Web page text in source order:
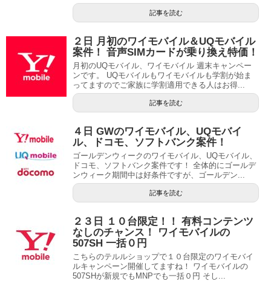
記事を読む
２日 月初のワイモバイル＆UQモバイル
案件！ 音声SIMカードが乗り換え特価！
月初のUQモバイル、ワイモバイル 週末キャンペー
ンです。 UQモバイルもワイモバイルも学割が始ま
ってますのでご家族に学割適用できる人はお得...
記事を読む
４日 GWのワイモバイル、UQモバイ
ル、ドコモ、ソフトバンク案件！
ゴールデンウィークのワイモバイル、UQモバイル、
ドコモ、ソフトバンク案件です！ 全体的にゴールデ
ンウィーク期間中は好条件ですが、ゴールデン...
記事を読む
２３日 １０台限定！！ 有料コンテンツ
なしのチャンス！ ワイモバイルの
507SH 一括０円
こちらのテルルショップで１０台限定のワイモバイ
ルキャンペーン開催してますね！ ワイモバイルの
507SHが新規でもMNPでも一括０円 そし...